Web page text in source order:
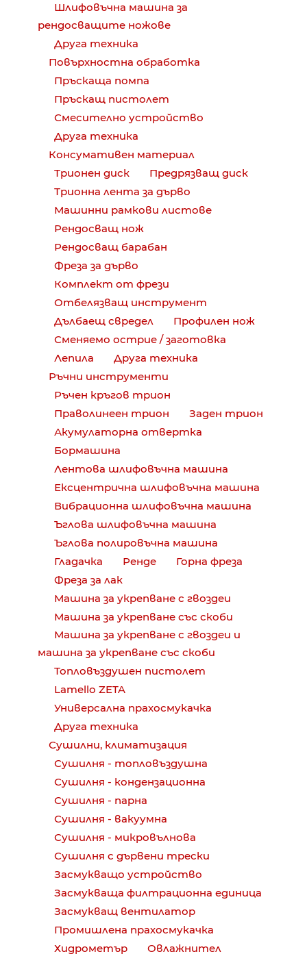
Шлифовъчна машина за
рендосващите ножове
Друга техника
Повърхностна обработка
Пръскаща помпа
Пръскащ пистолет
Смесително устройство
Друга техника
Консумативен материал
Трионен диск
Предрязващ диск
Трионна лента за дърво
Машинни рамкови листове
Рендосващ нож
Рендосващ барабан
Фреза за дърво
Комплект от фрези
Отбелязващ инструмент
Дълбаещ свредел
Профилен нож
Сменяемо острие / заготовка
Лепила
Друга техника
Ръчни инструменти
Ръчен кръгов трион
Праволинеен трион
Заден трион
Акумулаторна отвертка
Бормашина
Лентова шлифовъчна машина
Ексцентрична шлифовъчна машина
Вибрационна шлифовъчна машина
Ъглова шлифовъчна машина
Ъглова полировъчна машина
Гладачка
Ренде
Горна фреза
Фреза за лак
Машина за укрепване с гвоздеи
Машина за укрепване със скоби
Машина за укрепване с гвоздеи и
машина за укрепване със скоби
Топловъздушен пистолет
Lamello ZETA
Универсална прахосмукачка
Друга техника
Сушилни, климатизация
Сушилня - топловъздушна
Сушилня - кондензационна
Сушилня - парна
Сушилня - вакуумна
Сушилня - микровълнова
Сушилня с дървени трески
Засмукващо устройство
Засмукваща филтрационна единица
Засмукващ вентилатор
Промишлена прахосмукачка
Хидрометър
Овлажнител